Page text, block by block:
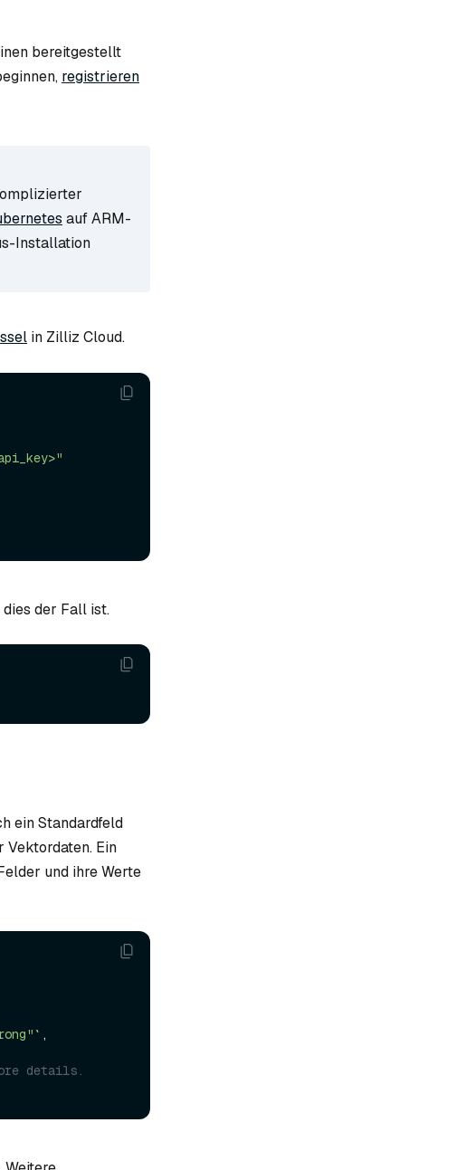
bereitgestellt
registrieren
auf ARM-
Installation
in Zilliz Cloud.
der Fall ist.
ein Standardfeld
Vektordaten. Ein
und ihre Werte
details.